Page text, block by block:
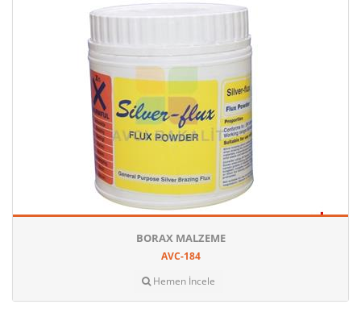
BORAX MALZEME
AVC-184
Hemen İncele